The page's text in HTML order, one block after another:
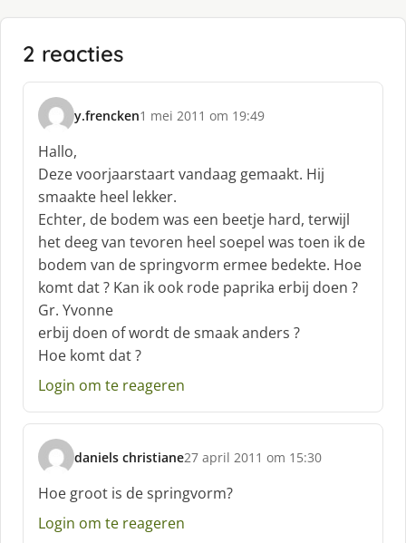
2 reacties
y.frencken
s
c
h
r
e
e
f
:
1 mei 2011 om 19:49
Hallo,
Deze voorjaarstaart vandaag gemaakt. Hij
smaakte heel lekker.
Echter, de bodem was een beetje hard, terwijl
het deeg van tevoren heel soepel was toen ik de
bodem van de springvorm ermee bedekte. Hoe
komt dat ? Kan ik ook rode paprika erbij doen ?
Gr. Yvonne
erbij doen of wordt de smaak anders ?
Hoe komt dat ?
Login om te reageren
daniels christiane
s
c
h
r
27 april 2011 om 15:30
Hoe groot is de springvorm?
Login om te reageren